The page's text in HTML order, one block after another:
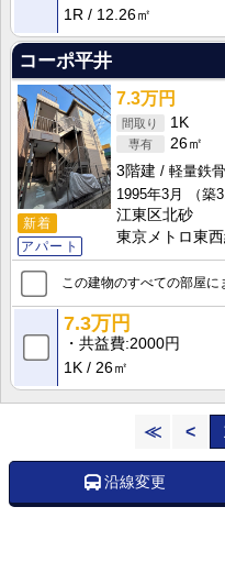
1R
12.26㎡
コーポ平井
新着
アパート
7.3万円
1K
26㎡
3階建
軽量鉄骨
1995年3月
（築
江東区北砂
東京メトロ東
この建物のすべての部屋に
7.3万円
共益費 2000円
1K
26㎡
≪ <
沿線変更